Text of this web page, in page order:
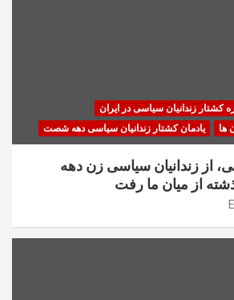
کشتار زندانیان سیاسی در ایران
ها یادمان کشتار زندانیان سیاسی دهه شصت
از زندانیان سیاسی زن دهه
از میان ما رفت